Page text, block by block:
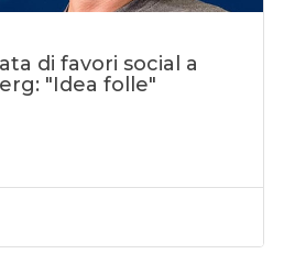
di favori social a
"Idea folle"